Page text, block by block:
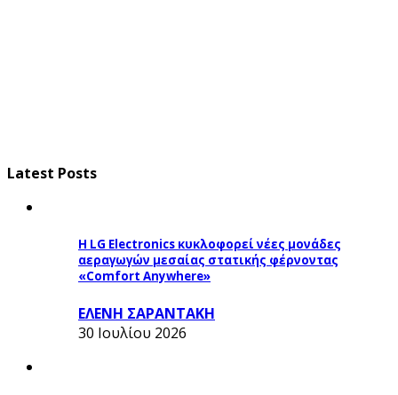
Latest Posts
Η LG Electronics κυκλοφορεί νέες μονάδες
αεραγωγών μεσαίας στατικής φέρνοντας
«Comfort Anywhere»
ΕΛΕΝΗ ΣΑΡΑΝΤΑΚΗ
30 Ιουλίου 2026